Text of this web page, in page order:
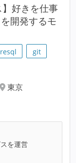
】好きを仕事
開発するモ
git
東京
を運営